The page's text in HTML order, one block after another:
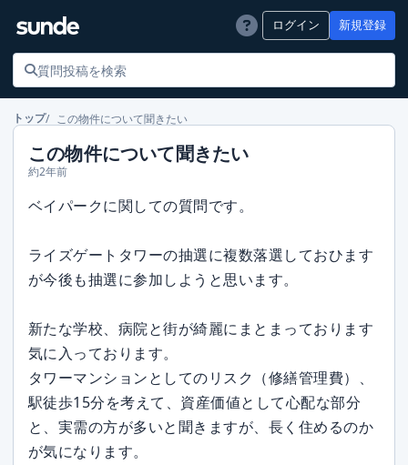
ログイン 新規登録
トップ この物件について聞きたい
この物件について聞きたい
約2年前
ベイパークに関しての質問です。
ライズゲートタワーの抽選に複数落選しておひます
が今後も抽選に参加しようと思います。
新たな学校、病院と街が綺麗にまとまっております
気に入っております。
タワーマンションとしてのリスク（修繕管理費）、
駅徒歩15分を考えて、資産価値として心配な部分
と、実需の方が多いと聞きますが、長く住めるのか
が気になります。